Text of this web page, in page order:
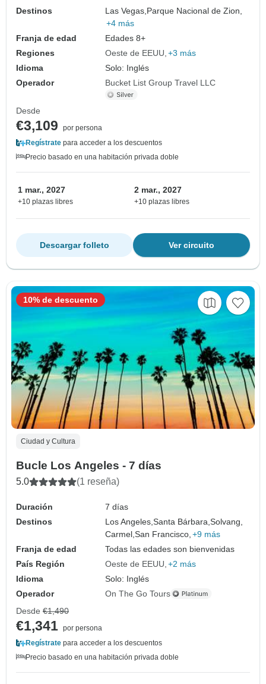
Destinos
Las Vegas,Parque Nacional de Zion,
+4 más
Franja de edad
Edades 8+
Regiones
Oeste de EEUU +3 más
Idioma
Solo: Inglés
Operador
Bucket List Group Travel LLC
Desde
€3,109
por persona
Regístrate para acceder a los descuentos
Precio basado en una habitación privada doble
1 mar., 2027
+10 plazas libres
2 mar., 2027
+10 plazas libres
Ver circuito
Descargar folleto
Ciudad y Cultura
Bucle Los Angeles - 7 días
5.0 (1 reseña)
Duración
7 días
Destinos
Los Angeles,Santa Bárbara,Solvang,
Carmel,San Francisco, +9 más
Franja de edad
Todas las edades son bienvenidas
País Región
Oeste de EEUU +2 más
Idioma
Solo: Inglés
Operador
On The Go Tours
10% de descuento
Desde €1,490
€1,341 por persona
Regístrate para acceder a los descuentos
Precio basado en una habitación privada doble